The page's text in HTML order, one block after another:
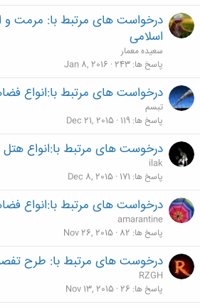
درخواست های مرتبط با: مرمت و
اسلامی
سعیده معمار
پاسخ ها 243
Jan 8, 2016
درخواست های مرتبط با:انواع
تبسم
پاسخ ها 119
Dec 21, 2015
درخوست های مرتبط با:انواع
ilak
پاسخ ها 171
Dec 8, 2015
درخواست های مرتبط با:انواع
amarantine
پاسخ ها 82
Nov 26, 2015
درخوست های مرتبط با: طرح
RZGH
پاسخ ها 26
Nov 13, 2015